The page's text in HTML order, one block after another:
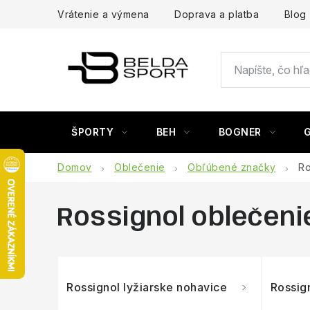
Vrátenie a výmena Doprava a platba Blog
ŠPORTY BEH BOGNER
Domov Oblečenie Obľúbené značky
Rossignol
Rossignol lyžiarske nohavice